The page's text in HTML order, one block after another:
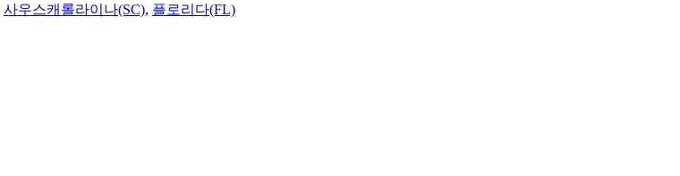
사우스캐롤라이나(SC), 플로리다(FL)